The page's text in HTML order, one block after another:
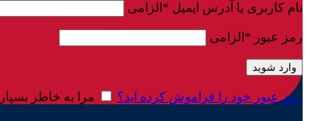
نام کاربری یا آدرس ایمیل * الزامی
رمز عبور * الزامی
وارد شوید
رمز عبور خود را فراموش کرده اید؟ مرا به خاطر بسپار